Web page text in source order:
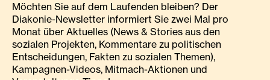
Möchten Sie auf dem Laufenden bleiben? Der
Diakonie-Newsletter informiert Sie zwei Mal pro
Monat über Aktuelles (News & Stories aus den
sozialen Projekten, Kommentare zu politischen
Entscheidungen, Fakten zu sozialen Themen),
Kampagnen-Videos, Mitmach-Aktionen und